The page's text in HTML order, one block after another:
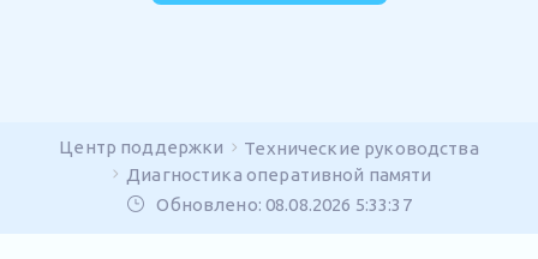
Центр поддержки
Технические руководства
Диагностика оперативной памяти
Обновлено: 08.08.2026 5:33:37